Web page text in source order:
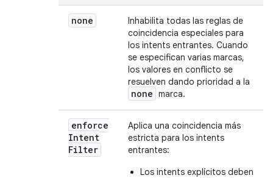
none
Inhabilita todas las reglas de
coincidencia especiales para
los intents entrantes. Cuando
se especifican varias marcas,
los valores en conflicto se
resuelven dando prioridad a la
none marca.
enforce
Intent
Filter
Aplica una coincidencia más
estricta para los intents
entrantes:
Los intents explícitos deben